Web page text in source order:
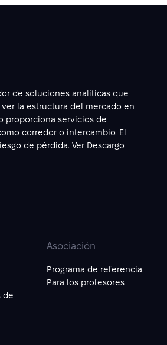
de soluciones analíticas que
la estructura del mercado en
proporciona servicios de
corredor o intercambio. El
de pérdida. Ver Descargo
de
Asociación
Programa de referencia
Para los profesores